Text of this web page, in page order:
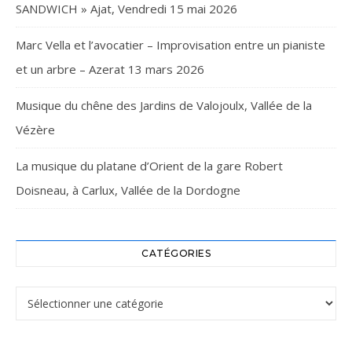
SANDWICH » Ajat, Vendredi 15 mai 2026
Marc Vella et l’avocatier – Improvisation entre un pianiste
et un arbre – Azerat 13 mars 2026
Musique du chêne des Jardins de Valojoulx, Vallée de la
Vézère
La musique du platane d’Orient de la gare Robert
Doisneau, à Carlux, Vallée de la Dordogne
CATÉGORIES
Catégories